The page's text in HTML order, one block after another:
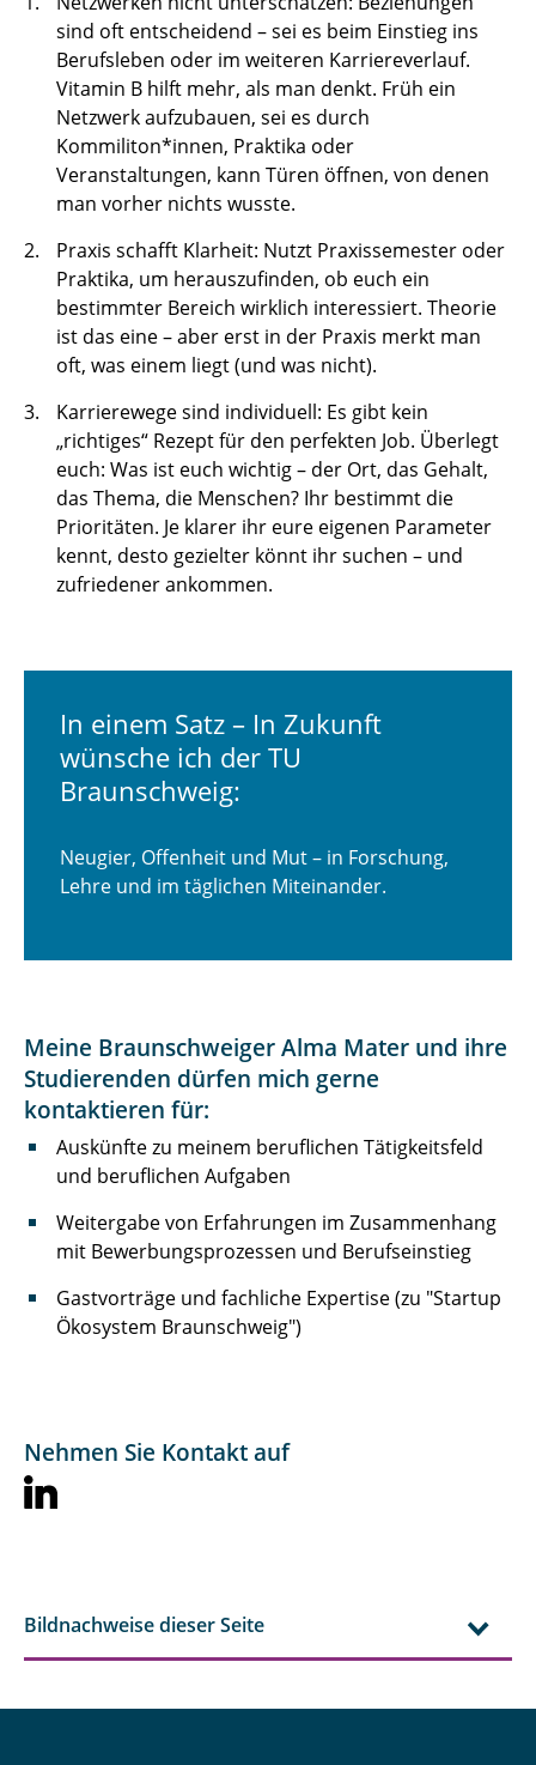
sind oft entscheidend – sei es beim Einstieg ins
Berufsleben oder im weiteren Karriereverlauf.
Vitamin B hilft mehr, als man denkt. Früh ein
Netzwerk aufzubauen, sei es durch
Kommiliton*innen, Praktika oder
Veranstaltungen, kann Türen öffnen, von denen
man vorher nichts wusste.
Praxis schafft Klarheit: Nutzt Praxissemester oder
Praktika, um herauszufinden, ob euch ein
bestimmter Bereich wirklich interessiert. Theorie
ist das eine – aber erst in der Praxis merkt man
oft, was einem liegt (und was nicht).
Karrierewege sind individuell: Es gibt kein
„richtiges“ Rezept für den perfekten Job. Überlegt
euch: Was ist euch wichtig – der Ort, das Gehalt,
das Thema, die Menschen? Ihr bestimmt die
Prioritäten. Je klarer ihr eure eigenen Parameter
kennt, desto gezielter könnt ihr suchen – und
zufriedener ankommen.
In einem Satz – In Zukunft
wünsche ich der TU
Braunschweig:
Neugier, Offenheit und Mut – in Forschung,
Lehre und im täglichen Miteinander.
Meine Braunschweiger Alma Mater und ihre
Studierenden dürfen mich gerne
kontaktieren für:
Auskünfte zu meinem beruflichen Tätigkeitsfeld
und beruflichen Aufgaben
Weitergabe von Erfahrungen im Zusammenhang
mit Bewerbungsprozessen und Berufseinstieg
Gastvorträge und fachliche Expertise (zu "Startup
Ökosystem Braunschweig")
Nehmen Sie Kontakt auf
Bildnachweise dieser Seite